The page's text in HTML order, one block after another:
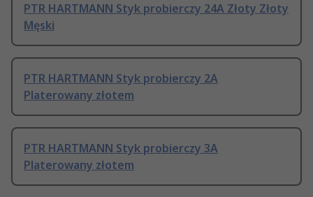
PTR HARTMANN Styk probierczy 24A Złoty Złoty
Męski
PTR HARTMANN Styk probierczy 2A
Platerowany złotem
PTR HARTMANN Styk probierczy 3A
Platerowany złotem